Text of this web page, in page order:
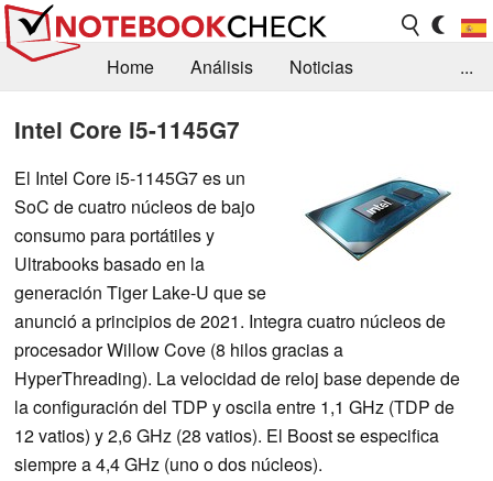
Home Análisis
Noticias
Contacto
...
Intel Core i5-1145G7
El Intel Core i5-1145G7 es un
SoC de cuatro núcleos de bajo
consumo para portátiles y
Ultrabooks basado en la
generación Tiger Lake-U que se
anunció a principios de 2021. Integra cuatro núcleos de
procesador Willow Cove (8 hilos gracias a
HyperThreading). La velocidad de reloj base depende de
la configuración del TDP y oscila entre 1,1 GHz (TDP de
12 vatios) y 2,6 GHz (28 vatios). El Boost se especifica
siempre a 4,4 GHz (uno o dos núcleos).